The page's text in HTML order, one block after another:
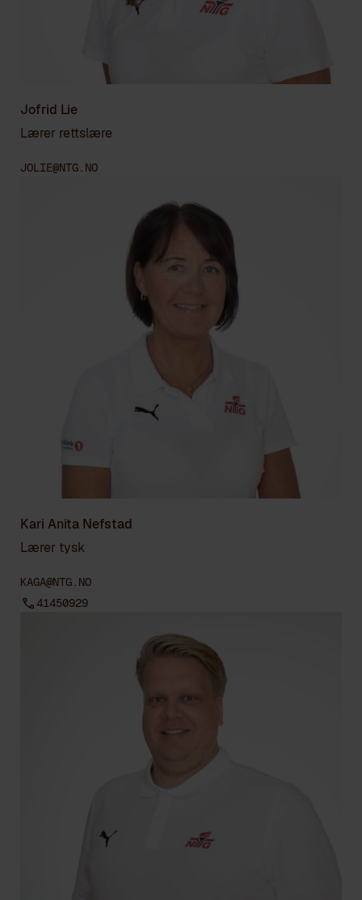
Jofrid Lie
Lærer rettslære
JOLIE@NTG.NO
Kari Anita Nefstad
Lærer tysk
KAGA@NTG.NO
41450929